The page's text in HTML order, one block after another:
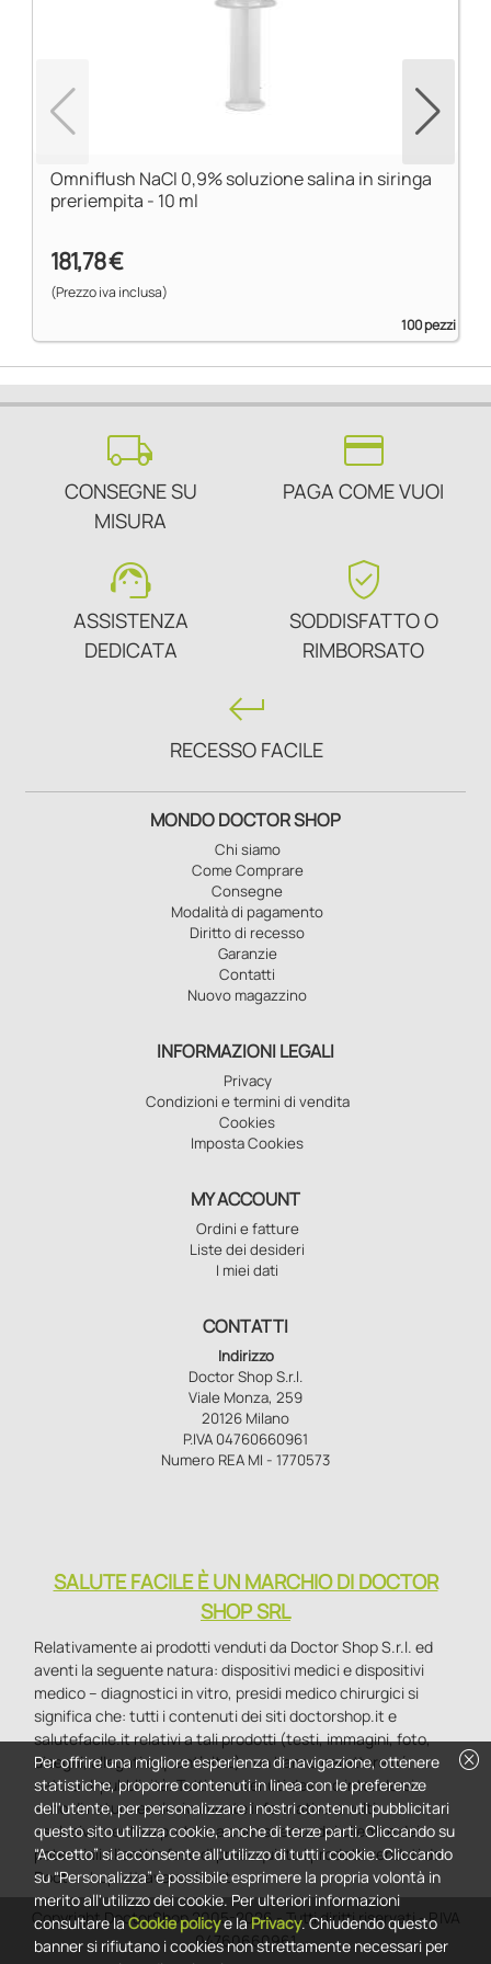
Omniflush NaCl 0,9% soluzione salina in siringa
preriempita - 10 ml
181,78 €
(Prezzo iva inclusa)
100 pezzi
local_shipping
CONSEGNE SU
MISURA
credit_card
PAGA COME VUOI
support_agent
ASSISTENZA
DEDICATA
verified_user
SODDISFATTO O
RIMBORSATO
keyboard_return
RECESSO FACILE
MONDO DOCTOR SHOP
Chi siamo
Come Comprare
Consegne
Modalità di pagamento
Diritto di recesso
Garanzie
Contatti
Nuovo magazzino
INFORMAZIONI LEGALI
Privacy
Condizioni e termini di vendita
Cookies
Imposta Cookies
MY ACCOUNT
Ordini e fatture
Liste dei desideri
I miei dati
CONTATTI
Indirizzo
Doctor Shop S.r.l.
Viale Monza, 259
20126 Milano
P.IVA 04760660961
Numero REA MI - 1770573
SALUTE FACILE È UN MARCHIO DI DOCTOR
SHOP SRL
Relativamente ai prodotti venduti da Doctor Shop S.r.l. ed
aventi la seguente natura: dispositivi medici e dispositivi
medico – diagnostici in vitro, presidi medico chirurgici si
significa che: tutti i contenuti dei siti doctorshop.it e
salutefacile.it relativi a tali prodotti (testi, immagini, foto,
disegni, allegati e quant’altro) non hanno carattere né
natura di pubblicità. Tutti i contenuti devono intendersi e
sono di natura esclusivamente informativa e volti
esclusivamente a portare a conoscenza dei clienti e dei
potenziali clienti in fase di preacquisto i prodotti venduti da
Doctorshop attraverso la rete.
Copyright DoctorShop 2005-2026 - Tutti diritti riservati - P.IVA
04760660961
cancel
Per offrire una migliore esperienza di navigazione, ottenere
statistiche, proporre contenuti in linea con le preferenze
dell'utente, per personalizzare i nostri contenuti pubblicitari
questo sito utilizza cookie, anche di terze parti. Cliccando su
“Accetto” si acconsente all'utilizzo di tutti i cookie. Cliccando
su “Personalizza” è possibile esprimere la propria volontà in
merito all'utilizzo dei cookie. Per ulteriori informazioni
consultare la Cookie policye la Privacy. Chiudendo questo
banner si rifiutano i cookies non strettamente necessari per